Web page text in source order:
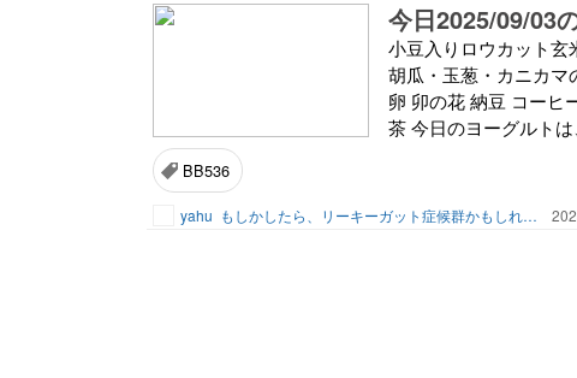
今日2025/09/03
小豆入りロウカット玄
胡瓜・玉葱・カニカマ
卵 卯の花 納豆 コーヒ
茶 今日のヨーグルトは
BB536
yahu もしかしたら、リーキーガット症候群かもしれないお婆ちゃんの食事